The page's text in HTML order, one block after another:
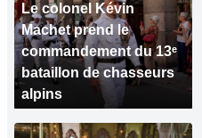
Le colonel Kévin
Machet prend le
commandement du 13ᵉ
bataillon de chasseurs
alpins